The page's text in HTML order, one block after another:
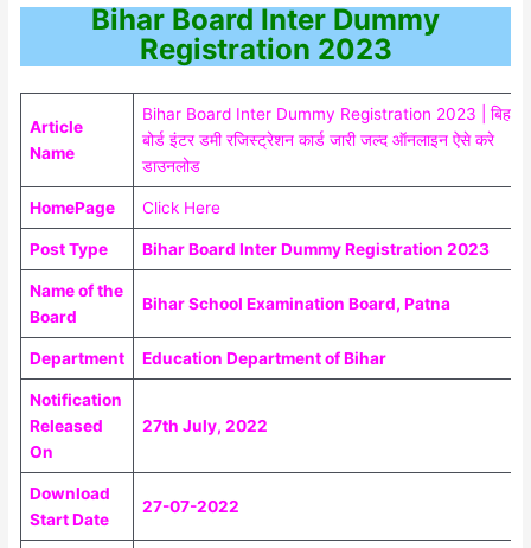
Bihar Board Inter Dummy
Registration 2023
Article
Name
Bihar Board Inter Dummy Registration 2023 | बिहार
बोर्ड इंटर डमी रजिस्ट्रेशन कार्ड जारी जल्द ऑनलाइन ऐसे करे
डाउनलोड
HomePage Click Here
Post Type Bihar Board Inter Dummy Registration 2023
Name of the
Board
Bihar School Examination Board, Patna
Department Education Department of Bihar
Notification
Released
On
27th July, 2022
Download
Start Date
27-07-2022